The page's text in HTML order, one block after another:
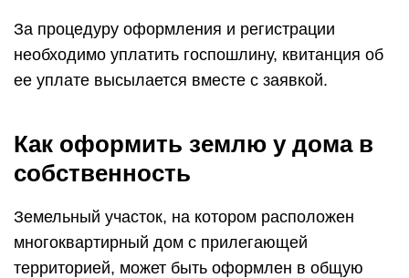
За процедуру оформления и регистрации
необходимо уплатить госпошлину, квитанция об
ее уплате высылается вместе с заявкой.
Как оформить землю у дома в
собственность
Земельный участок, на котором расположен
многоквартирный дом с прилегающей
территорией, может быть оформлен в общую